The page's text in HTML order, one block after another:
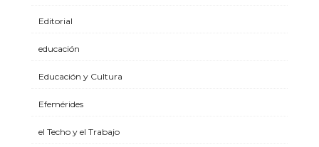
Editorial
educación
Educación y Cultura
Efemérides
el Techo y el Trabajo